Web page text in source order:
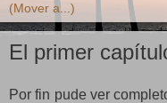
El primer
Por fin pude ver